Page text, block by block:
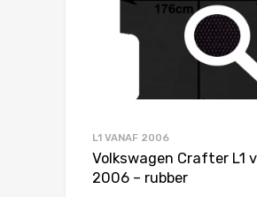
L1 VANAF 2006
Volkswagen Crafter L1
2006 – rubber